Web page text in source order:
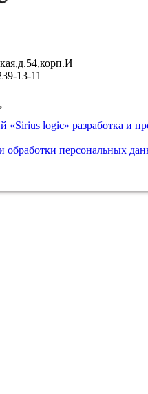
13-11
«Sirius logic» разработка и
обработки персональных